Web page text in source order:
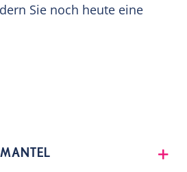
Sie noch heute eine